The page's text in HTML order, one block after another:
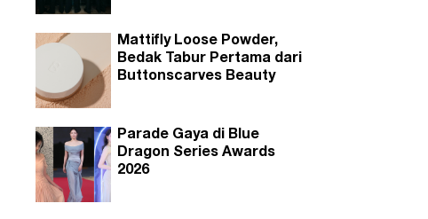
Mattifly Loose Powder,
Bedak Tabur Pertama dari
Buttonscarves Beauty
Parade Gaya di Blue
Dragon Series Awards
2026